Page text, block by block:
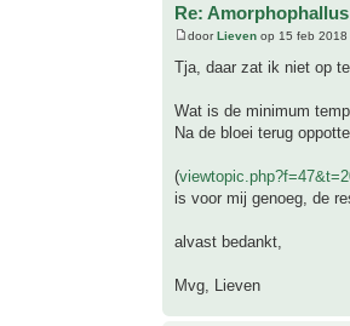
Re:
doorLieven op 15 feb 2018
Tja, daar zat ik niet op
Wat is de minimum
Na de bloei terug
(
is voor mij genoeg, de
alvast bedankt,
Mvg, Lieven